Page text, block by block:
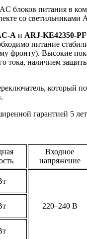
блоков питания в
со
A и ARJ-KE42350-
питание
фронту). Высокие
тока, наличием
который
гарантией 5
Входное
напряжение
220–240 В